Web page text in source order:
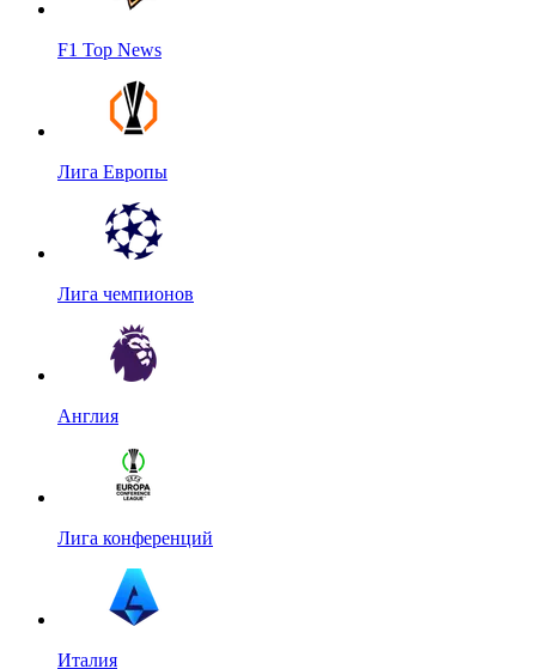
F1 Top News
Лига Европы
Лига чемпионов
Англия
Лига конференций
Италия